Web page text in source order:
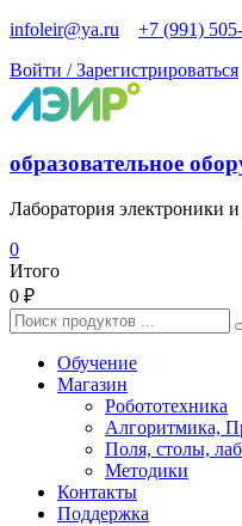
Перейти
содержимому
infoleir@ya.ru +7 (991)
Войти / Зарегистрироваться
образовательное
Лаборатория электроники
0
Итого
0 ₽
Найти:
Обучение
Магазин
Робототехника
Алгоритмика,
Поля, столы,
Методики
Контакты
Поддержка